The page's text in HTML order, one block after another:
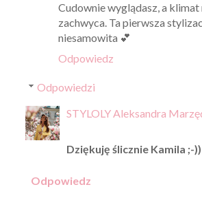
Cudownie wyglądasz, a klimat
zachwyca. Ta pierwsza
niesamowita 💕
Odpowiedz
Odpowiedzi
STYLOLY Aleksandra
Dziękuję ślicznie Kamila ;-))
Odpowiedz